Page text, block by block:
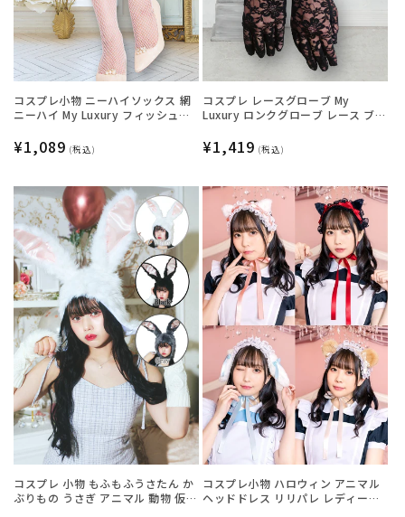
コスプレ小物 ニーハイソックス 網
ニーハイ My Luxury フィッシュネ
リーサイズ ホワイト【クリアスト
ーン】
通
価
格
¥1,089 (税込)
コスプレ レースグローブ My
Luxury ロンクグローブ レース ブラ
ック【クリアストーン】
通
価
¥1,419 (税込)
コスプレ 小物 もふもふうさたん か
ぶりもの うさぎ アニマル 動物 仮装
コスプレ小物 ハロウィン アニマル
ヘッドドレス リリパレ レディース